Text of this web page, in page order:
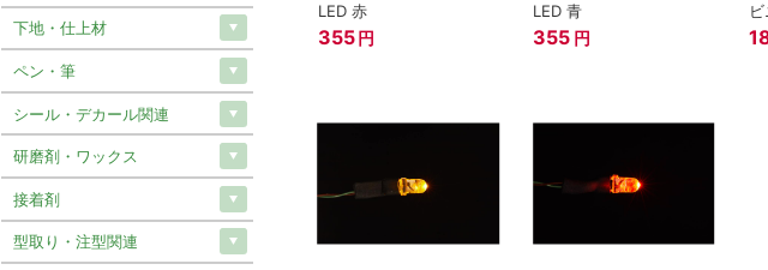
LED 赤
355 円
LED 青
355 円
下地・仕上材
ペン・筆
シール・デカール関連
研磨剤・ワックス
接着剤
型取り・注型関連